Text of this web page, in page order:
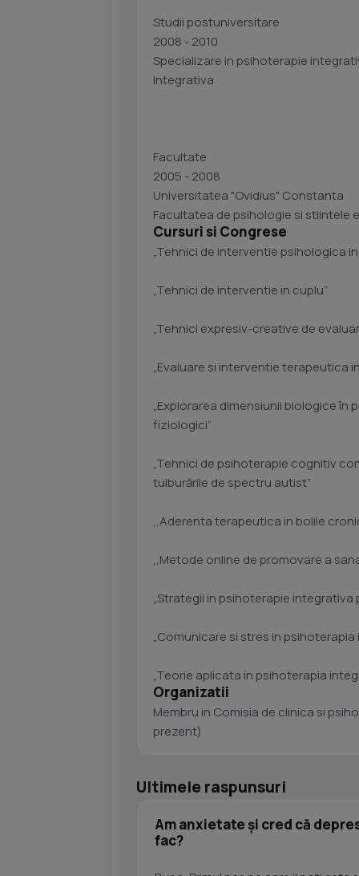
Studii postuniversitare
2008 - 2010
Specializare in psihoterapie
Integrativa
Facultate
2005 - 2008
Universitatea "Ovidius" Constanta
Facultatea de psihologie si stiintele
Cursuri si Congrese
„Tehnici de interventie psihologica
„Tehnici de interventie in cuplu”
„Tehnici expresiv-creative de
„Evaluare si interventie terapeutica
„Explorarea dimensiunii biologice
fiziologici”
„Tehnici de psihoterapie cognitiv
tulburările de spectru autist”
,,Aderenta terapeutica in bolile
,,Metode online de promovare a
„Strategii in psihoterapie
„Comunicare si stres in psihoterapia
„Teorie aplicata in psihoterapia
Organizatii
Membru in Comisia de clinica si
prezent)
Ultimele raspunsuri
Am anxietate și cred că
fac?